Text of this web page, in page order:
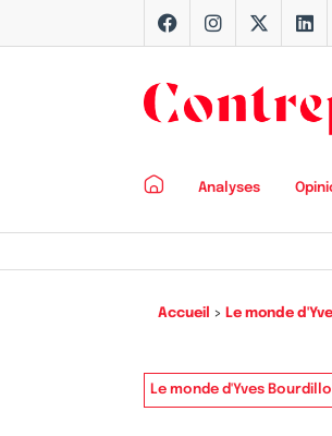
Analyses
Accueil > Le monde
Le monde d'Yves